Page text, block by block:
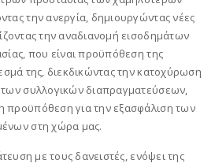
την ανεργία, δημιουργώντας νέες
την αναδιανομή εισοδημάτων
που είναι προϋπόθεση της
της, διεκδικώντας την κατοχύρωση
συλλογικών διαπραγματεύσεων,
προϋπόθεση για την εξασφάλιση των
στη χώρα μας.
με τους δανειστές, ενόψει της